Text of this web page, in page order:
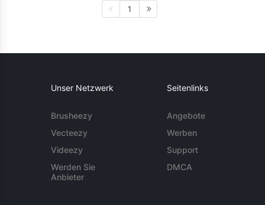
1
Unser Netzwerk
Brusheezy
Vecteezy
Videezy
Werden Sie
Anbieter
Seitenlinks
Angebote
Werben
Support
DMCA